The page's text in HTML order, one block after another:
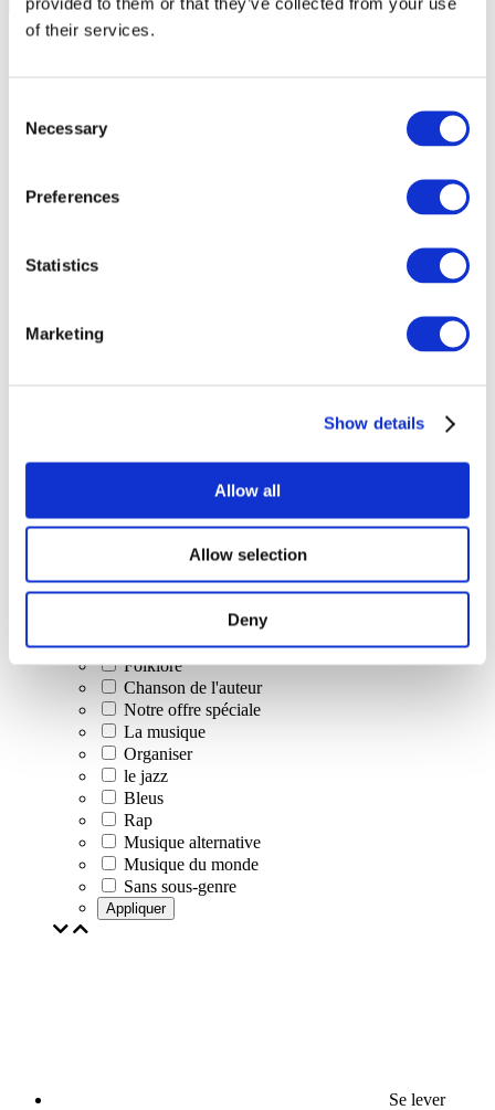
of their services.
Selection
Necessary
Preferences
Statistics
Marketing
Show details
Allow all
Allow selection
Deny
Concerts
Musique classique
Musique pop
Musique rock
Musique israélienne
Folklore
Chanson de l'auteur
Notre offre spéciale
La musique
Organiser
le jazz
Bleus
Rap
Musique alternative
Musique du monde
Sans sous-genre
Appliquer
Se lever